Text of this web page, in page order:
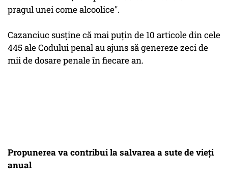
pragul unei come alcoolice".
Cazanciuc susţine că mai puţin de 10 articole din cele
445 ale Codului penal au ajuns să genereze zeci de
mii de dosare penale în fiecare an.
Propunerea va contribui la salvarea a sute de vieţi
anual